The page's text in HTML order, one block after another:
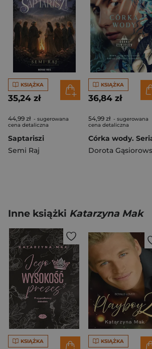
KSIĄŻKA
35,24 zł
44,99 zł - sugerowana
cena detaliczna
Saptariszi
Semi Raj
KSIĄŻKA
36,84 zł
54,99 zł - sugerowana
cena detaliczna
Inne książki Katarzyna Mak
KSIĄŻKA KSIĄŻKA